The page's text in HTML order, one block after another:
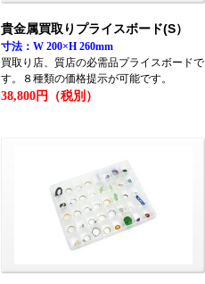
貴金属買取りプライスボード(S）
寸法：W 200×H 260mm
買取り店、質店の必需品プライスボードで
す。８種類の価格提示が可能です。
38,800円（税別）